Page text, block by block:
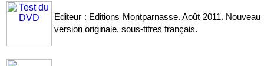
Editeur : Editions Montparnasse. Août 2011.
version originale, sous-titres français.